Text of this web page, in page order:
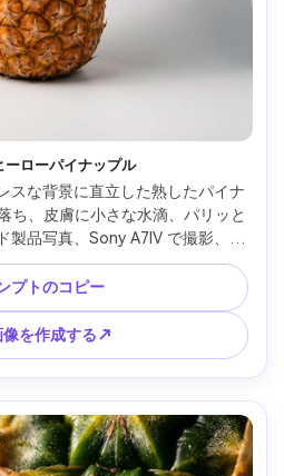
ーローパイナップル
スな背景に直立した熟したパイナ
ち、皮膚に小さな水滴、パリッと
製品写真、Sony A7IV で撮影、
オ ソフトボックス左とフィルカ
スチャディテール、クリーンな市
ソフトシネマティックライティン
--ar 4:5
プトのコピー
像を作成する↗